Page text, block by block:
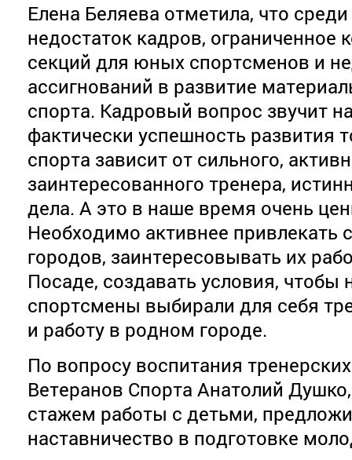
Елена Беляева отметила, что
недостаток кадров, ограниченное
секций для юных спортсменов и
ассигнований в развитие
спорта. Кадровый вопрос звучит
фактически успешность развития
спорта зависит от сильного,
заинтересованного тренера,
дела. А это в наше время очень
Необходимо активнее привлекать
городов, заинтересовывать их
Посаде, создавать условия,
спортсмены выбирали для себя
и работу в родном городе.
По вопросу воспитания
Ветеранов Спорта Анатолий
стажем работы с детьми,
наставничество в подготовке